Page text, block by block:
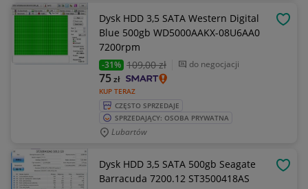
Dysk HDD 3,5 SATA Western Digital
Blue 500gb WD5000AAKX-08U6AA0
7200rpm
-31% 109,00 zł do negocjacji
KUP TERAZ
75zł
CZĘSTO SPRZEDAJE
SPRZEDAJĄCY: OSOBA PRYWATNA
Lubartów
Dysk HDD 3,5 SATA 500gb Seagate
Barracuda 7200.12 ST3500418AS